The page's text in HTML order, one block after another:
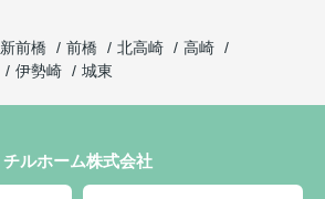
新前橋 前橋 北高崎
高崎
伊勢崎 城東
チルホーム株式会社